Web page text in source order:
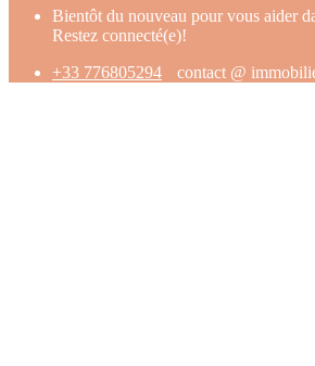
Bientôt du nouveau pour vous aider
Restez connecté(e)!
+33 776805294
contact @